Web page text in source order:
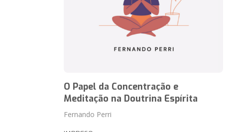
O Papel da Concentração e
Meditação na Doutrina Espírita
Fernando Perri